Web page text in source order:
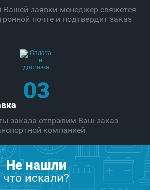
Вашей заявки менеджер свяжется
почте и подтвердит заказ
03
заказа отправим Ваш заказ
компанией
Не нашли
что искали?